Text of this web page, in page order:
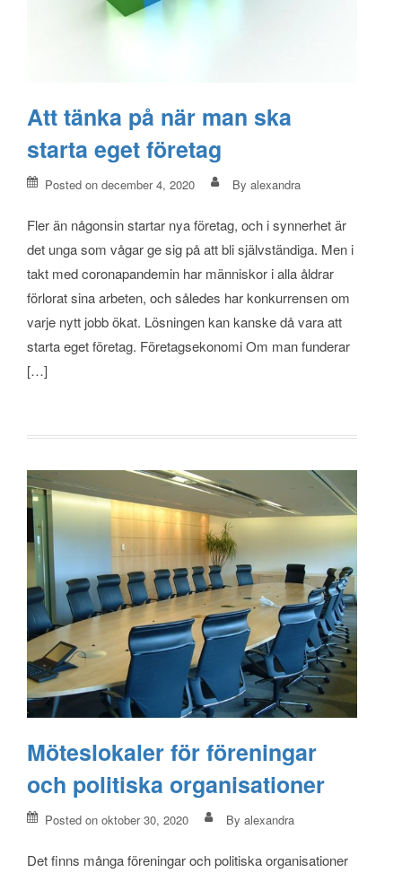
Att tänka på när man ska
starta eget företag
Posted on december 4, 2020 By alexandra
Fler än någonsin startar nya företag, och i synnerhet är
det unga som vågar ge sig på att bli självständiga. Men i
takt med coronapandemin har människor i alla åldrar
förlorat sina arbeten, och således har konkurrensen om
varje nytt jobb ökat. Lösningen kan kanske då vara att
starta eget företag. Företagsekonomi Om man funderar
[…]
Möteslokaler för föreningar
och politiska organisationer
Posted on oktober 30, 2020 By alexandra
Det finns många föreningar och politiska organisationer